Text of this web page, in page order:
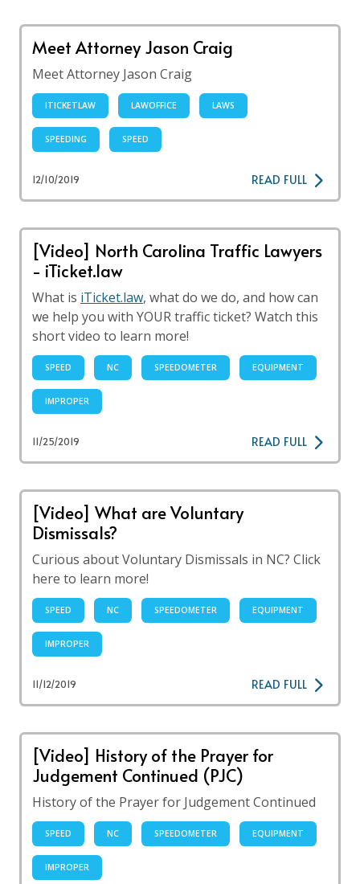
Meet Attorney Jason Craig
Meet Attorney Jason Craig
ITICKETLAW LAWOFFICE LAWS
SPEEDING SPEED
12/10/2019 READ FULL
[Video] North Carolina Traffic Lawyers
- iTicket.law
What is iTicket.law, what do we do, and how can
we help you with YOUR traffic ticket? Watch this
short video to learn more!
SPEED NC SPEEDOMETER EQUIPMENT
IMPROPER
11/25/2019 READ FULL
[Video] What are Voluntary
Dismissals?
Curious about Voluntary Dismissals in NC? Click
here to learn more!
SPEED NC SPEEDOMETER EQUIPMENT
IMPROPER
11/12/2019 READ FULL
[Video] History of the Prayer for
Judgement Continued (PJC)
History of the Prayer for Judgement Continued
SPEED NC SPEEDOMETER EQUIPMENT
IMPROPER